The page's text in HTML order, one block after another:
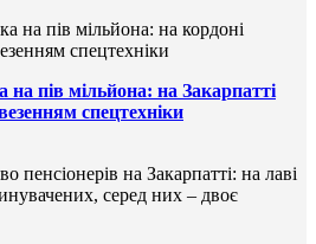
на пів мільйона: на Закарпатті
спецтехніки